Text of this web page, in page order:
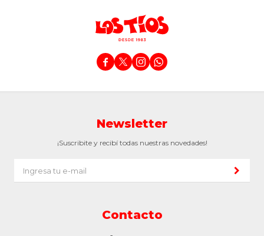
   
Contacto
Newsletter
¡Suscribite y recibí todas nuestras novedades!